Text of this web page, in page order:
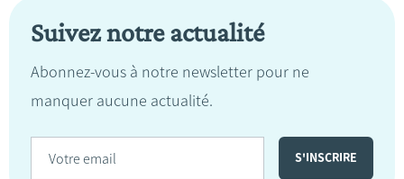
Suivez notre actualité
Abonnez-vous à notre newsletter pour ne
manquer aucune actualité.